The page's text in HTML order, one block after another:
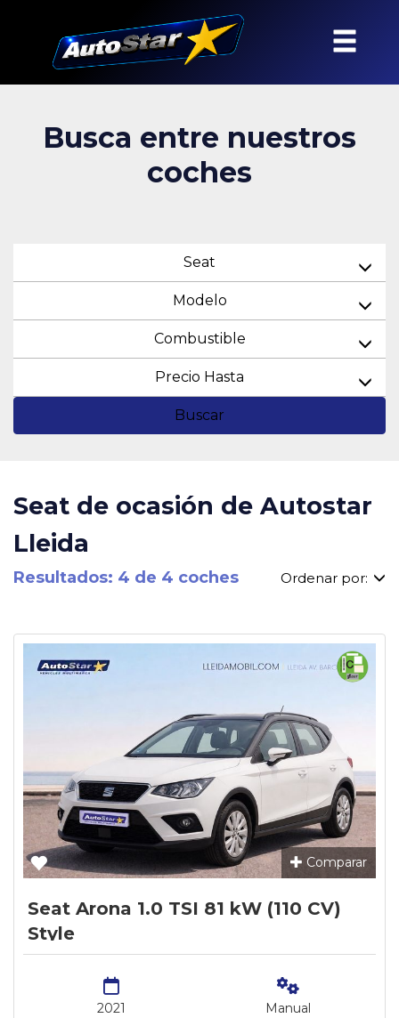
Busca entre nuestros
coches
Seat
Modelo
Combustible
Precio Hasta
Buscar
Seat de ocasión de Autostar
Lleida
Resultados: 4 de 4 coches Ordenar por:
Comparar
Seat Arona 1.0 TSI 81 kW (110 CV)
Style
2021 Manual